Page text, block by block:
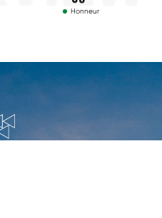
Honneur